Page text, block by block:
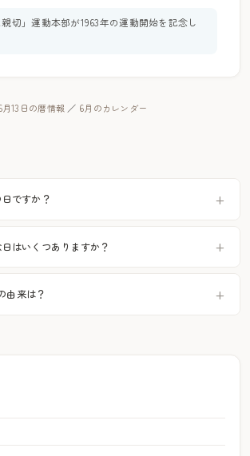
親切」運動本部が1963年の運動開始を記念し
月13日の暦情報 ／ 6月のカレンダー
ですか？
はいくつありますか？
由来は？